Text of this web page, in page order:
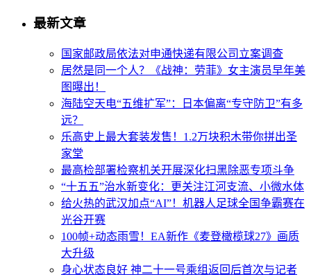
最新文章
国家邮政局依法对申通快递有限公司立案调查
居然是同一个人？《战神：劳菲》女主演员早年美
图曝出！
海陆空天电“五维扩军”：日本偏离“专守防卫”有多
远？
乐高史上最大套装发售！1.2万块积木带你拼出圣
家堂
最高检部署检察机关开展深化扫黑除恶专项斗争
“十五五”治水新变化：更关注江河支流、小微水体
给火热的武汉加点“AI”！机器人足球全国争霸赛在
光谷开赛
100帧+动态雨雪！EA新作《麦登橄榄球27》画质
大升级
身心状态良好 神二十一号乘组返回后首次与记者